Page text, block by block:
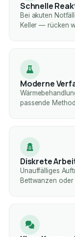
Schnelle
Bei akuten
Keller — rücken
Moderne
passende
Diskrete
Unauffälliges
Bettwanzen oder